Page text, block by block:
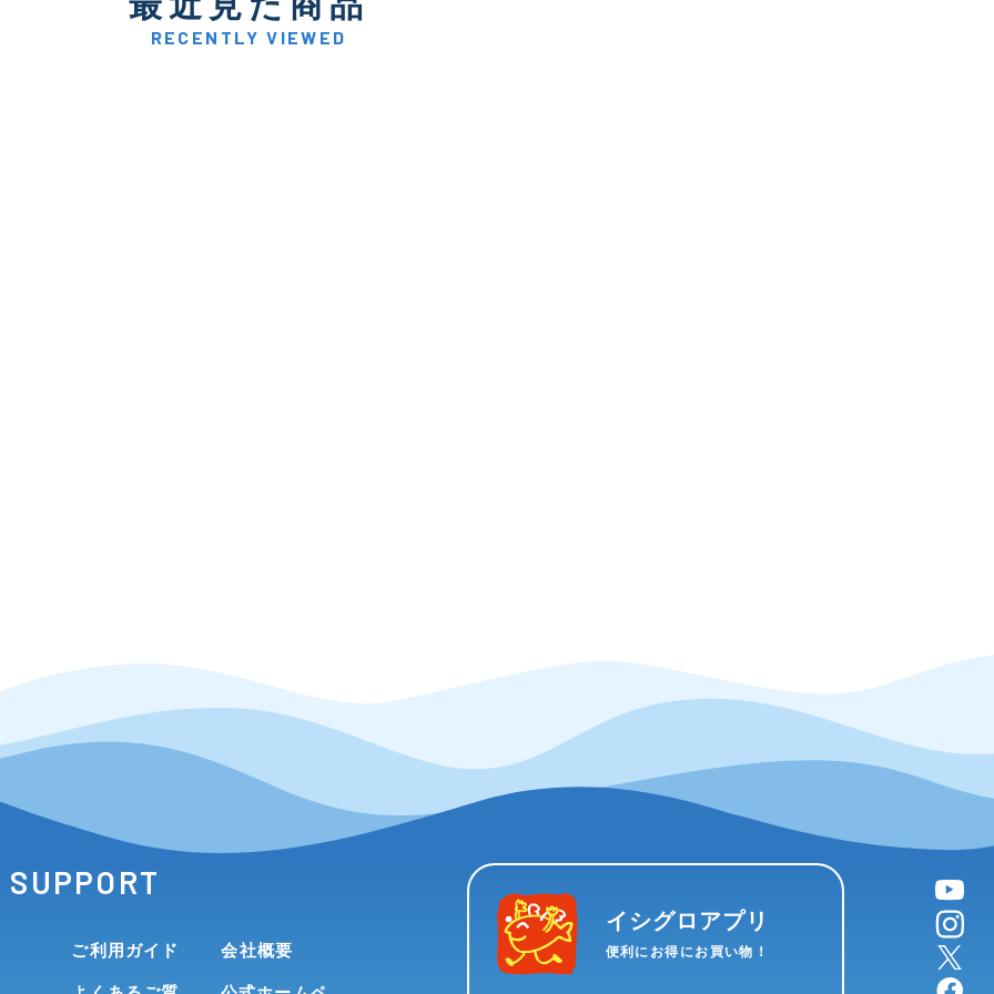
D
著しく状態が悪いが使用はできるもの、改造
品も含む
RECENTLY VIEWED
SUPPORT
ご利用ガイド 会社概要
イシグロアプリ
便利にお得にお買い物！
YouTube
instagram
X
facebook